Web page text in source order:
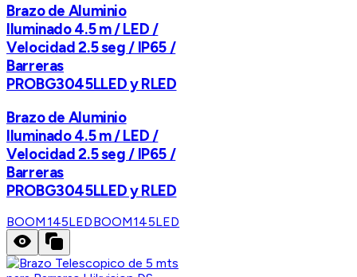
Brazo de Aluminio
Iluminado 4.5 m / LED /
Velocidad 2.5 seg / IP65 /
Barreras
PROBG3045LLED y RLED
Brazo de Aluminio
Iluminado 4.5 m / LED /
Velocidad 2.5 seg / IP65 /
Barreras
PROBG3045LLED y RLED
BOOM145LEDBOOM145LED